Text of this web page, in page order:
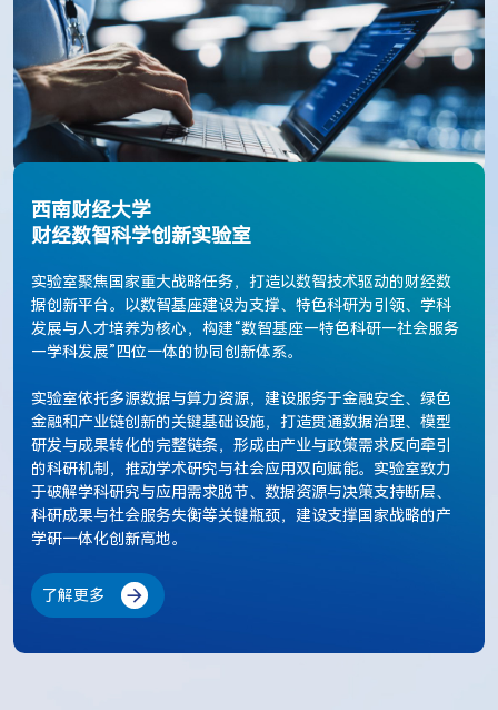
西南财经大学
财经数智科学创新实验室
实验室聚焦国家重大战略任务，打造以数智技术驱动的财经数
据创新平台。以数智基座建设为支撑、特色科研为引领、学科
发展与人才培养为核心，构建“数智基座—特色科研—社会服务
—学科发展”四位一体的协同创新体系。
实验室依托多源数据与算力资源，建设服务于金融安全、绿色
金融和产业链创新的关键基础设施，打造贯通数据治理、模型
研发与成果转化的完整链条，形成由产业与政策需求反向牵引
的科研机制，推动学术研究与社会应用双向赋能。实验室致力
于破解学科研究与应用需求脱节、数据资源与决策支持断层、
科研成果与社会服务失衡等关键瓶颈，建设支撑国家战略的产
学研一体化创新高地。
了解更多